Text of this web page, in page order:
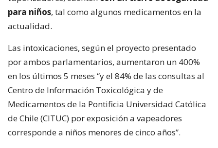
para niños, tal como algunos medicamentos en la
actualidad.
Las intoxicaciones, según el proyecto presentado
por ambos parlamentarios, aumentaron un 400%
en los últimos 5 meses “y el 84% de las consultas al
Centro de Información Toxicológica y de
Medicamentos de la Pontificia Universidad Católica
de Chile (CITUC) por exposición a vapeadores
corresponde a niños menores de cinco años”.